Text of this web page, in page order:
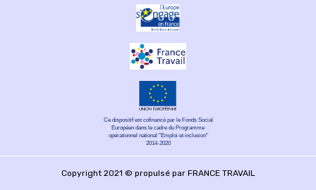
Ce dispositif est cofinancé par le Fonds Social
Européen dans le cadre du Programme
opérationnel national "Emploi et inclusion"
2014-2020
Copyright 2021 © propulsé par FRANCE TRAVAIL